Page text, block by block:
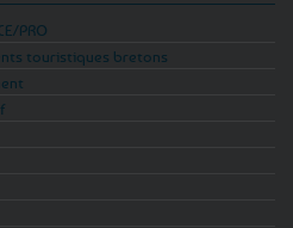
PRO
touristiques bretons